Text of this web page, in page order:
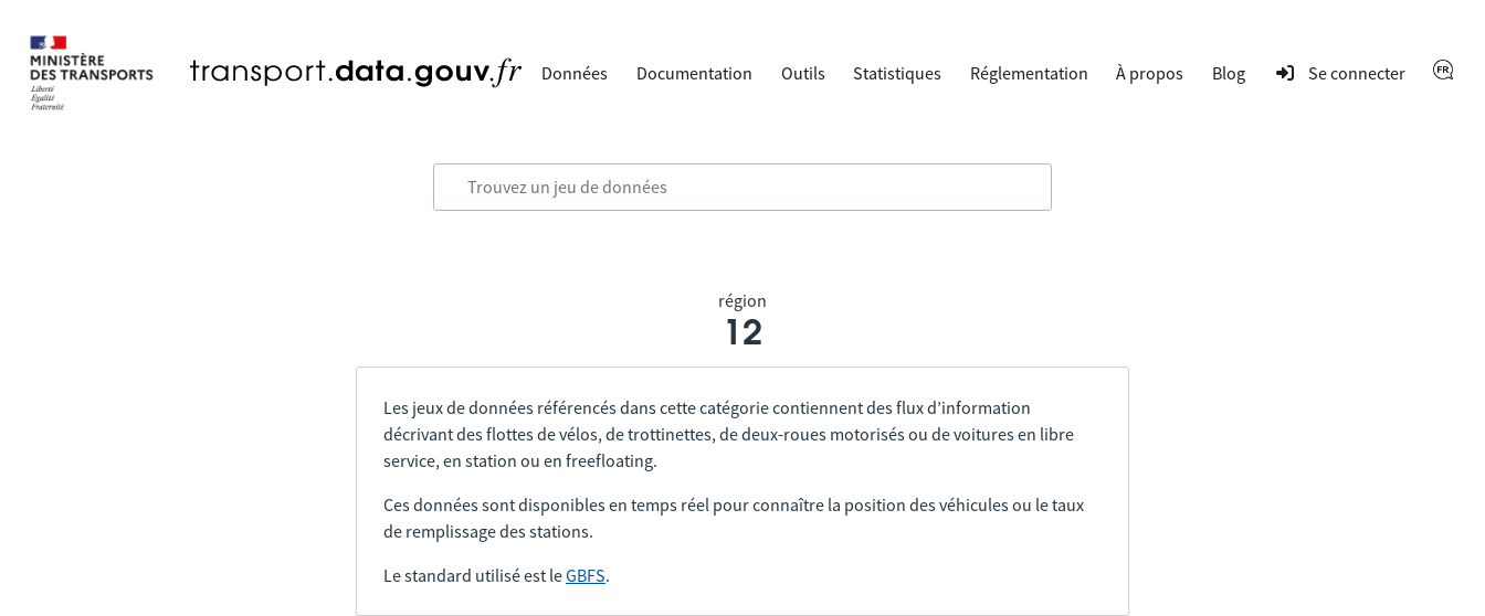
Données Documentation Outils Statistiques Réglementation À propos Blog Se connecter
région
12
Les jeux de données référencés dans cette catégorie contiennent des flux d’information
décrivant des flottes de vélos, de trottinettes, de deux-roues motorisés ou de voitures en libre
service, en station ou en freefloating.
Ces données sont disponibles en temps réel pour connaître la position des véhicules ou le taux
de remplissage des stations.
Le standard utilisé est leGBFS.